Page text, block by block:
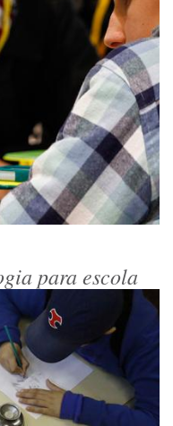
para escola